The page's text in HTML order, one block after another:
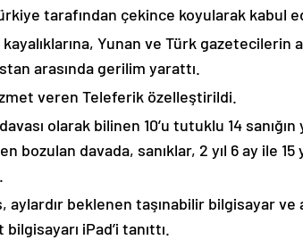
tarafından çekince koyularak kabul
Yunan ve Türk gazetecilerin
arasında gerilim yarattı.
veren Teleferik özelleştirildi.
olarak bilinen 10’u tutuklu 14 sanığın
bozulan davada, sanıklar, 2 yıl 6 ay ile 15
aylardır beklenen taşınabilir bilgisayar ve
iPad’i tanıttı.